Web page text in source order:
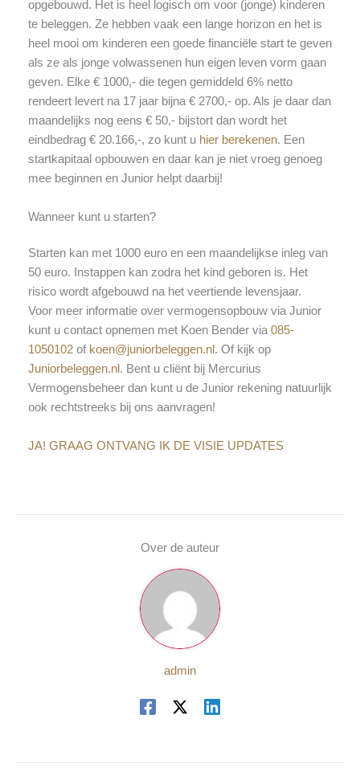
opgebouwd. Het is heel logisch om voor (jonge) kinderen
te beleggen. Ze hebben vaak een lange horizon en het is
heel mooi om kinderen een goede financiële start te geven
als ze als jonge volwassenen hun eigen leven vorm gaan
geven. Elke € 1000,- die tegen gemiddeld 6% netto
rendeert levert na 17 jaar bijna € 2700,- op. Als je daar dan
maandelijks nog eens € 50,- bijstort dan wordt het
eindbedrag € 20.166,-, zo kunt u hier berekenen. Een
startkapitaal opbouwen en daar kan je niet vroeg genoeg
mee beginnen en Junior helpt daarbij!
Wanneer kunt u starten?
Starten kan met 1000 euro en een maandelijkse inleg van
50 euro. Instappen kan zodra het kind geboren is. Het
risico wordt afgebouwd na het veertiende levensjaar.
Voor meer informatie over vermogensopbouw via Junior
kunt u contact opnemen met Koen Bender via085-
1050102of koen@juniorbeleggen.nl . Of kijk op
Juniorbeleggen.nl . Bent u cliënt bij Mercurius
Vermogensbeheer dan kunt u de Junior rekening natuurlijk
ook rechtstreeks bij ons aanvragen!
JA! GRAAG ONTVANG IK DE VISIE UPDATES
Over de auteur
admin